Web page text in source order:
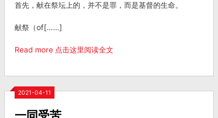
首先，献在祭坛上的，并不是罪，而是基督的生命。
献祭（of[……]
Read more 点击这里阅读全文
2021-04-11